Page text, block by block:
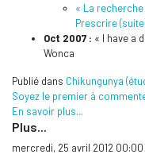
« La
Prescrire
Oct 2007 : « I have a
Wonca
Publié dans Chikungunya
Soyez le premier à
En savoir plus...
Plus...
mercredi, 25 avril 2012 00:00